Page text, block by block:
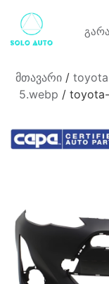
მთავარი/
5.webp /